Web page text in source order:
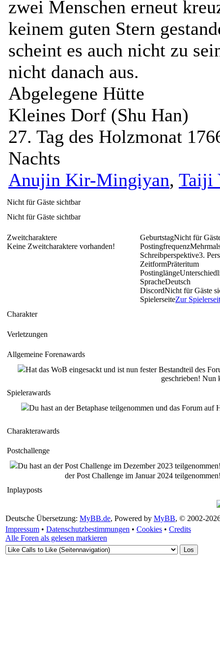
die er im Herzen trägt.
Abends nicht wach im
Bett liegen. Er bringt
einen nicht dazu, sich
schnell den nächsten Tag
herbei zu wünschen, nur
damit man ihn
wiedersehen kann. Er
lässt einen nicht den
Wunsch hegen, mit ihm
alleine sein zu können
und sei es nur für einen
einzelnen Abend. Man
träumt nicht davon in
seinen Armen zu liegen
und die Wärme seines
Körpers zu spüren. Ich
habe diese Gefühle
damals auf meine zarten
17 Jahre geschoben und
irgendwann
würden, aber das taten
nicht. Das taten sie nie.
zwei Menschen erneut
keinem guten Stern
scheint es auch nicht zu
nicht danach aus.
Abgelegene Hütte
Kleines Dorf (Shu Han)
27. Tag des Holzmonat
Nachts
Anujin Kir-Mingiyan, Taiji
Nicht für Gäste sichtbar
Nicht für Gäste sichtbar
Zweitcharaktere
Keine Zweitcharaktere vorhanden!
GeburtstagNicht für
Postingfrequenz
Schreibperspektive3.
ZeitformPräteritum
Postinglänge
SpracheDeutsch
DiscordNicht für Gäste
SpielerseiteZur
Charakter
Verletzungen
Allgemeine Forenawards
Hat das WoB eingesackt und ist nun fester Bestandteil des
geschrieben! Nun
Spielerawards
Du hast an der Betaphase teilgenommen und das Forum auf
Charakterawards
Postchallenge
Du hast an der Post Challenge im Dezember 2023
der Post Challenge im Januar 2024
Inplayposts
Deutsche Übersetzung: MyBB.de, Powered by MyBB, © 2002-
Impressum • Datenschutzbestimmungen • Cookies • Credits
Alle Foren als gelesen markieren